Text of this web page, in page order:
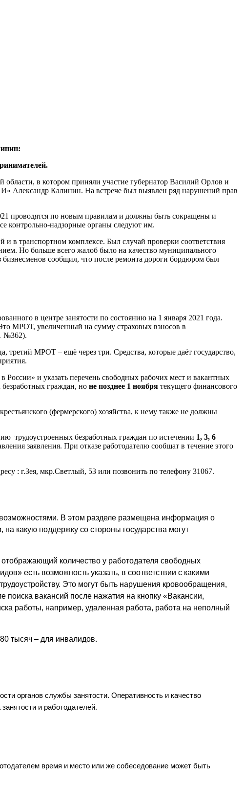
в котором приняли участие губернатор Василий Орлов и
Александр Калинин. На встрече был выявлен ряд нарушений прав
проводятся по новым правилам и должны быть сокращены и
контрольно-надзорные органы следуют им.
в транспортном комплексе. Был случай проверки соответствия
Но больше всего жалоб было на качество муниципального
сообщил, что после ремонта дороги бордюром был
в центре занятости по состоянию на 1 января 2021 года.
МРОТ, увеличенный на сумму страховых взносов в
№362).
МРОТ – ещё через три. Средства, которые даёт государство,
России» и указать перечень свободных рабочих мест и вакантных
безработных граждан, но не позднее 1 ноября текущего финансового
(фермерского) хозяйства, к нему также не должны
трудоустроенных безработных граждан по истечении 1, 3, 6
заявления. При отказе работодателю сообщат в течение этого
: г.Зея, мкр.Светлый, 53 или позвонить по телефону 31067.
В этом разделе размещена информация о
какую поддержку со стороны государства могут
количество у работодателя свободных
есть возможность указать, в соответствии с какими
Это могут быть нарушения кровообращения,
поиска вакансий после нажатия на кнопку «Вакансии,
работы, например, удаленная работа, работа на неполный
тысяч – для инвалидов.
органов службы занятости. Оперативность и качество
и работодателей.
время и место или же собеседование может быть